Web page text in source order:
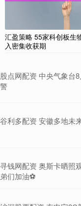
汇盈策略 55家科创板生
入密集收获期
股点网配资 中央气象台
警
谷利多配资 安徽多地未
寻钱网配资 奥斯卡晒照
弟们加油⚽️